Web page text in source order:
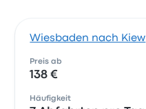
Wiesbaden nach Kiew
Preis ab
138 €
Häufigkeit